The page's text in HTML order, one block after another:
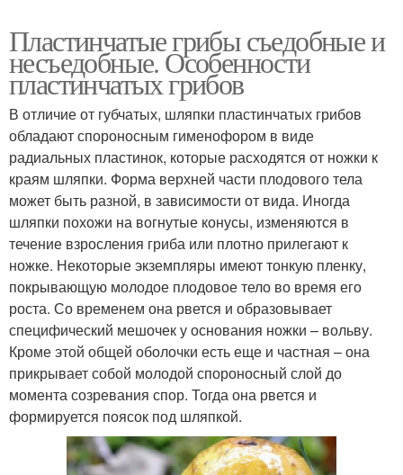
Пластинчатые грибы съедобные и
несъедобные. Особенности
пластинчатых грибов
В отличие от губчатых, шляпки пластинчатых грибов
обладают спороносным гименофором в виде
радиальных пластинок, которые расходятся от ножки к
краям шляпки. Форма верхней части плодового тела
может быть разной, в зависимости от вида. Иногда
шляпки похожи на вогнутые конусы, изменяются в
течение взросления гриба или плотно прилегают к
ножке. Некоторые экземпляры имеют тонкую пленку,
покрывающую молодое плодовое тело во время его
роста. Со временем она рвется и образовывает
специфический мешочек у основания ножки – вольву.
Кроме этой общей оболочки есть еще и частная – она
прикрывает собой молодой спороносный слой до
момента созревания спор. Тогда она рвется и
формируется поясок под шляпкой.